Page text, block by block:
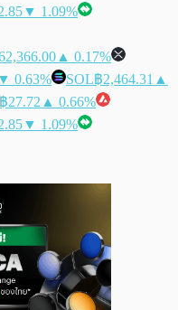
▼ 1.09%
▲ 0.17%
▼ 0.63% SOL฿2,464.31 ▲
฿27.72 ▲ 0.66%
▼ 1.09%